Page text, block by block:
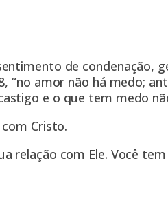
de condenação,
“no amor não há medo;
e o que tem medo
Cristo.
relação com Ele. Você